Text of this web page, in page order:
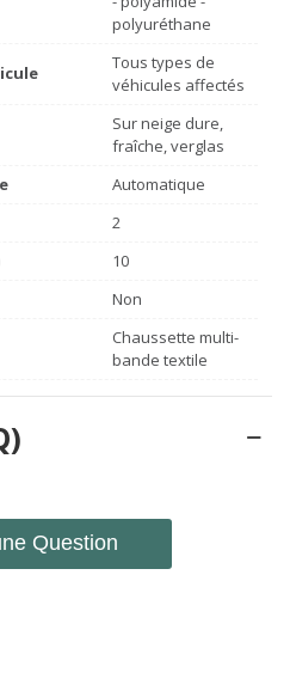
polyuréthane
Tous types de
véhicules affectés
Sur neige dure,
fraîche, verglas
Automatique
2
10
Non
Chaussette multi-
bande textile
Question